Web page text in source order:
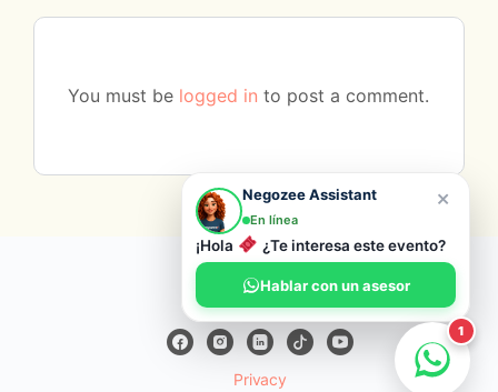
You must be logged in to post a comment.
© 2026 Negozee
Privacy
×
Negozee Assistant
En línea
¡Hola ¿Te interesa este evento?
Hablar con un asesor
1